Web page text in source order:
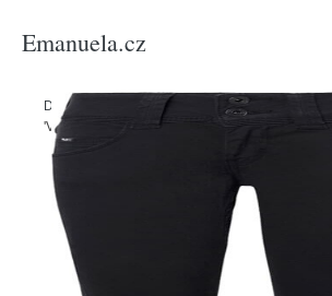
Emanuela.cz
Domů Ženy Oblečení/
'Venus' Pepe Jeans černá